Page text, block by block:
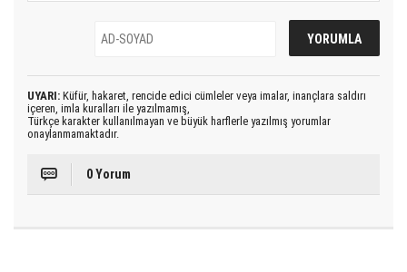
UYARI: Küfür, hakaret, rencide edici cümleler veya imalar, inançlara saldırı
içeren, imla kuralları ile yazılmamış,
Türkçe karakter kullanılmayan ve büyük harflerle yazılmış yorumlar
onaylanmamaktadır.
0 Yorum